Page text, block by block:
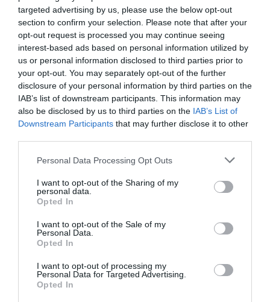
targeted advertising by us, please use the below opt-out
section to confirm your selection. Please note that after your
opt-out request is processed you may continue seeing
interest-based ads based on personal information utilized by
us or personal information disclosed to third parties prior to
your opt-out. You may separately opt-out of the further
disclosure of your personal information by third parties on the
IAB’s list of downstream participants. This information may
also be disclosed by us to third parties on the IAB’s List of
Downstream Participants that may further disclose it to other
Personal Data Processing Opt Outs
I want to opt-out of the Sharing of my
personal data.
Opted In
I want to opt-out of the Sale of my
Personal Data.
Opted In
I want to opt-out of processing my
Personal Data for Targeted Advertising.
Opted In
RELACIONADAS
¿Ibex-35 o Ibex-El Ibex-35 supera
la historia los
19.000 puntos
El freno al
35: por qué